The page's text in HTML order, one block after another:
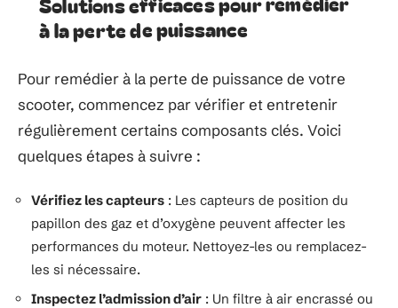
à la perte de puissance
Pour remédier à la perte de puissance de votre
scooter, commencez par vérifier et entretenir
régulièrement certains composants clés. Voici
quelques étapes à suivre :
Vérifiez les capteurs : Les capteurs de position du
papillon des gaz et d’oxygène peuvent affecter les
performances du moteur. Nettoyez-les ou remplacez-
les si nécessaire.
Inspectez l’admission d’air : Un filtre à air encrassé ou